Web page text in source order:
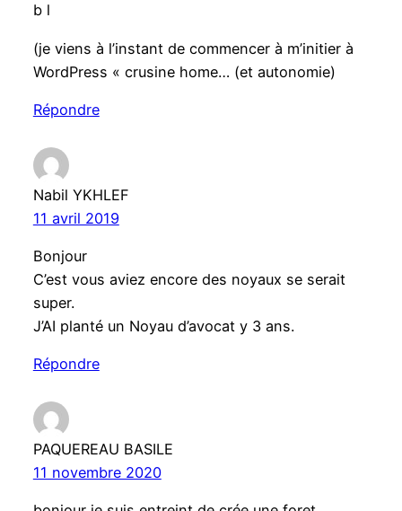
b l
(je viens à l’instant de commencer à m’initier à
WordPress « crusine home… (et autonomie)
Répondre
Nabil YKHLEF
11 avril 2019
Bonjour
C’est vous aviez encore des noyaux se serait
super.
J’AI planté un Noyau d’avocat y 3 ans.
Répondre
PAQUEREAU BASILE
11 novembre 2020